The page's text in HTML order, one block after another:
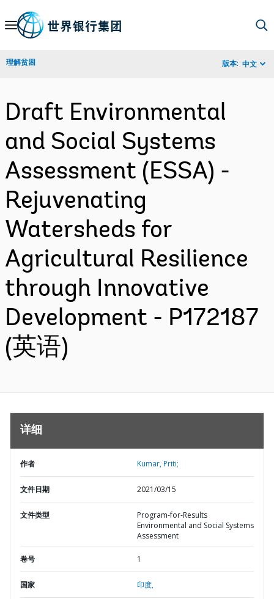
Skip
Navigation
理解贫困 版本: 中文
Draft Environmental
and Social Systems
Assessment (ESSA) -
Rejuvenating
Watersheds for
Agricultural Resilience
through Innovative
Development - P172187
(英语)
详细
作者 Kumar, Priti;
文件日期 2021/03/15
文件类型
Program-for-Results
Environmental and Social Systems
Assessment
卷号 1
国家 印度,